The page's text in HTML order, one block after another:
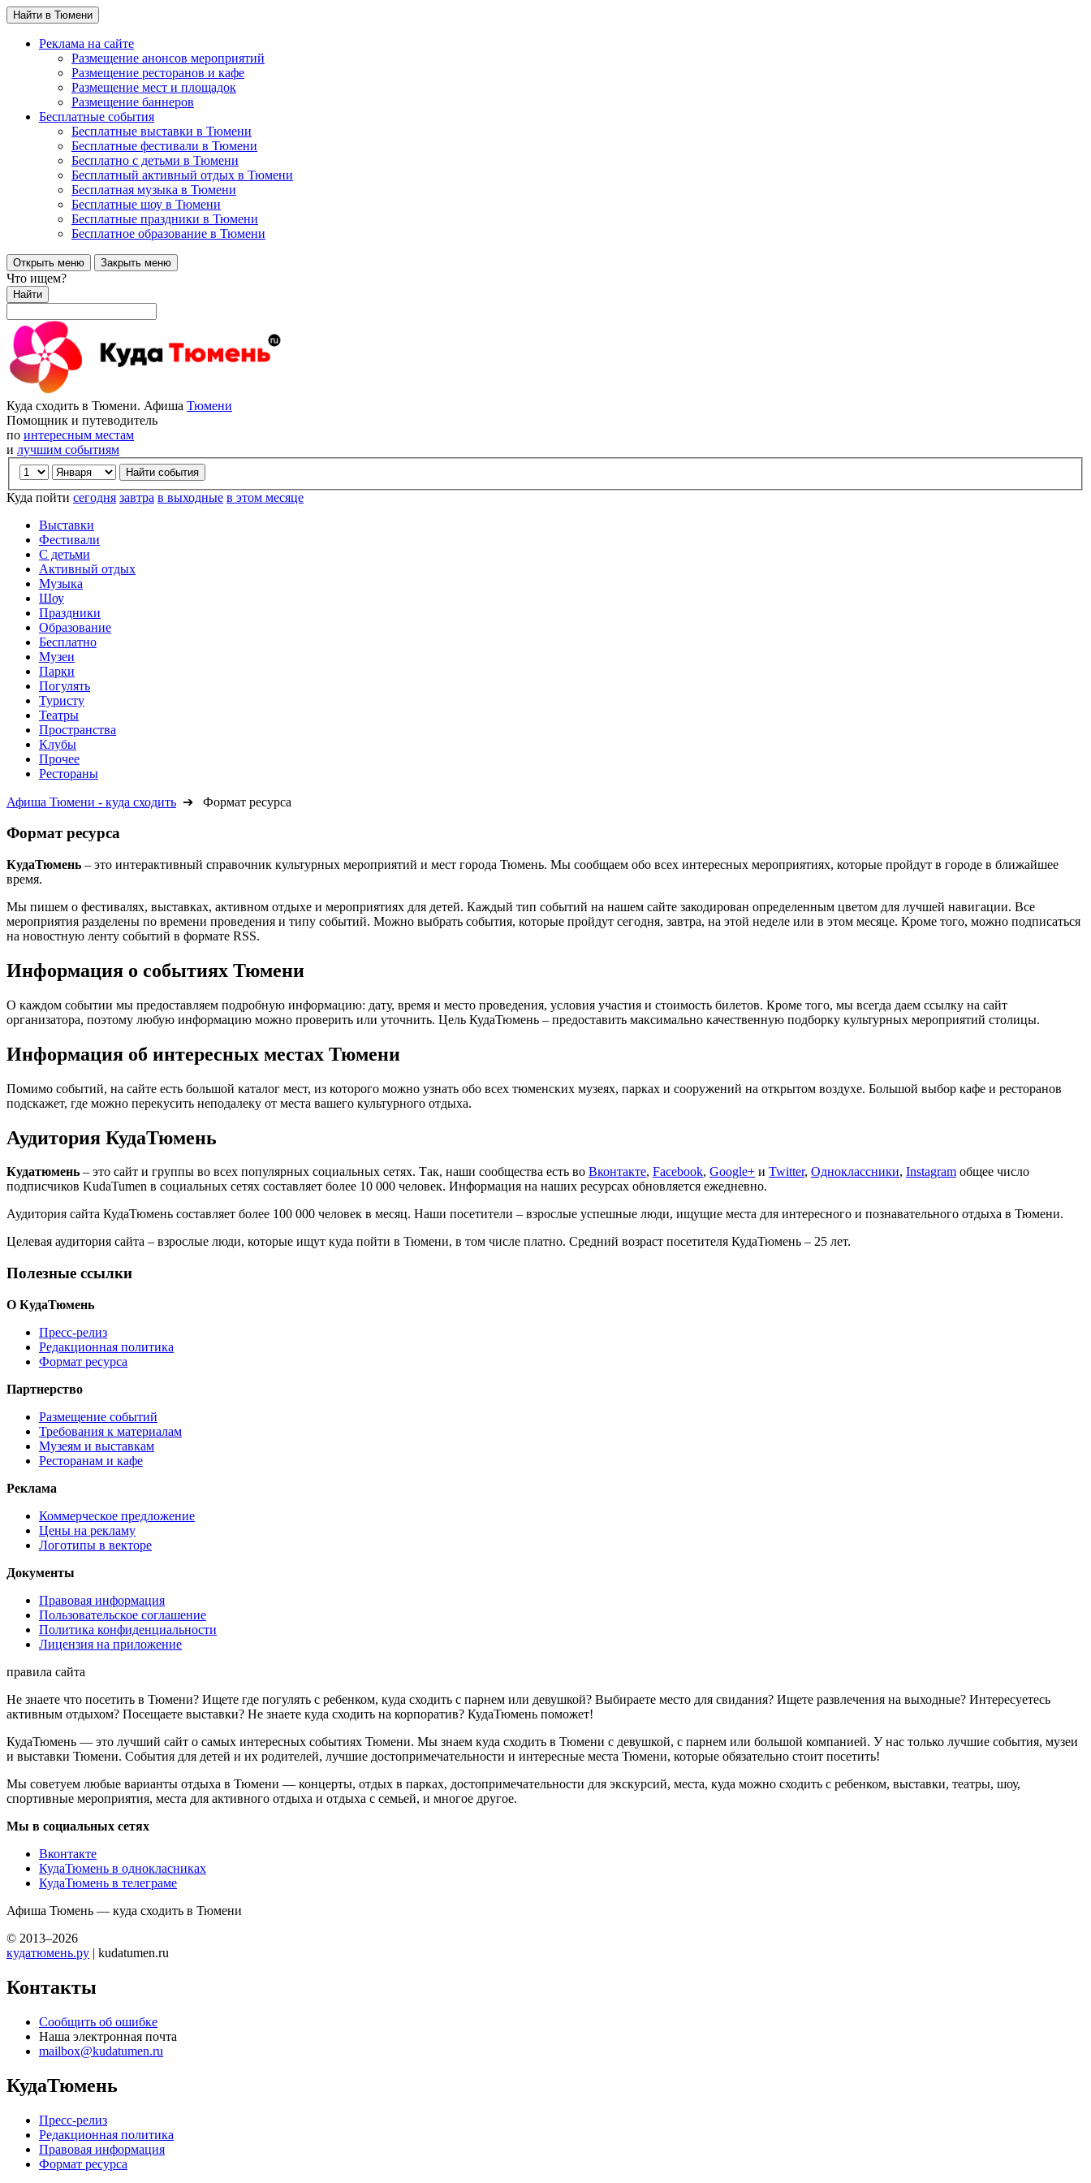
Найти в Тюмени
Реклама на сайте
Размещение анонсов мероприятий
Размещение ресторанов и кафе
Размещение мест и площадок
Размещение баннеров
Бесплатные события
Бесплатные выставки в Тюмени
Бесплатные фестивали в Тюмени
Бесплатно с детьми в Тюмени
Бесплатный активный отдых в Тюмени
Бесплатная музыка в Тюмени
Бесплатные шоу в Тюмени
Бесплатные праздники в Тюмени
Бесплатное образование в Тюмени
Открыть меню Закрыть меню
Что ищем?
Найти
Куда сходить в Тюмени. Афиша Тюмени
Помощник и путеводитель
по интересным местам
и лучшим событиям
Куда пойти сегодня завтра в выходные в этом месяце
Выставки
Фестивали
С детьми
Активный отдых
Музыка
Шоу
Праздники
Образование
Бесплатно
Музеи
Парки
Погулять
Туристу
Театры
Пространства
Клубы
Прочее
Рестораны
Афиша Тюмени - куда сходить ➔ Формат ресурса
Формат ресурса
КудаТюмень – это интерактивный справочник культурных мероприятий и мест города Тюмень. Мы сообщаем обо всех интересных мероприятиях, которые пройдут в городе в ближайшее
время.
Мы пишем о фестивалях, выставках, активном отдыхе и мероприятиях для детей. Каждый тип событий на нашем сайте закодирован определенным цветом для лучшей навигации. Все
мероприятия разделены по времени проведения и типу событий. Можно выбрать события, которые пройдут сегодня, завтра, на этой неделе или в этом месяце. Кроме того, можно подписаться
на новостную ленту событий в формате RSS.
Информация о событиях Тюмени
О каждом событии мы предоставляем подробную информацию: дату, время и место проведения, условия участия и стоимость билетов. Кроме того, мы всегда даем ссылку на сайт
организатора, поэтому любую информацию можно проверить или уточнить. Цель КудаТюмень – предоставить максимально качественную подборку культурных мероприятий столицы.
Информация об интересных местах Тюмени
Помимо событий, на сайте есть большой каталог мест, из которого можно узнать обо всех тюменских музеях, парках и сооружений на открытом воздухе. Большой выбор кафе и ресторанов
подскажет, где можно перекусить неподалеку от места вашего культурного отдыха.
Аудитория КудаТюмень
Кудатюмень – это сайт и группы во всех популярных социальных сетях. Так, наши сообщества есть во Вконтакте, Facebook, Google+ и Twitter, Одноклассники, Instagram общее число
подписчиков KudaTumen в социальных сетях составляет более 10 000 человек. Информация на наших ресурсах обновляется ежедневно.
Аудитория сайта КудаТюмень составляет более 100 000 человек в месяц. Наши посетители – взрослые успешные люди, ищущие места для интересного и познавательного отдыха в Тюмени.
Целевая аудитория сайта – взрослые люди, которые ищут куда пойти в Тюмени, в том числе платно. Средний возраст посетителя КудаТюмень – 25 лет.
Полезные ссылки
О КудаТюмень
Пресс-релиз
Редакционная политика
Формат ресурса
Партнерство
Размещение событий
Требования к материалам
Музеям и выставкам
Ресторанам и кафе
Реклама
Коммерческое предложение
Цены на рекламу
Логотипы в векторе
Документы
Правовая информация
Пользовательское соглашение
Политика конфиденциальности
Лицензия на приложение
правила сайта
Не знаете что посетить в Тюмени? Ищете где погулять с ребенком, куда сходить с парнем или девушкой? Выбираете место для свидания? Ищете развлечения на выходные? Интересуетесь
активным отдыхом? Посещаете выставки? Не знаете куда сходить на корпоратив? КудаТюмень поможет!
КудаТюмень — это лучший сайт о самых интересных событиях Тюмени. Мы знаем куда сходить в Тюмени с девушкой, с парнем или большой компанией. У нас только лучшие события, музеи
и выставки Тюмени. События для детей и их родителей, лучшие достопримечательности и интересные места Тюмени, которые обязательно стоит посетить!
Мы советуем любые варианты отдыха в Тюмени — концерты, отдых в парках, достопримечательности для экскурсий, места, куда можно сходить с ребенком, выставки, театры, шоу,
спортивные мероприятия, места для активного отдыха и отдыха с семьей, и многое другое.
Мы в социальных сетях
Вконтакте
КудаТюмень в однокласниках
КудаТюмень в телеграме
Афиша Тюмень — куда сходить в Тюмени
© 2013–2026
кудатюмень.ру | kudatumen.ru
Контакты
Сообщить об ошибке
Наша электронная почта
mailbox@kudatumen.ru
КудаТюмень
Пресс-релиз
Редакционная политика
Правовая информация
Формат ресурса